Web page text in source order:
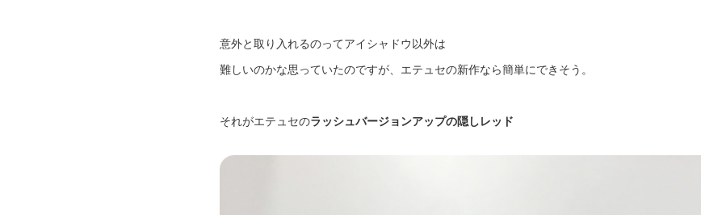
意外と取り入れるのってアイシャドウ以外は
難しいのかな思っていたのですが、エテュセの新作なら簡単にできそう。
それがエテュセのラッシュバージョンアップの隠しレッド